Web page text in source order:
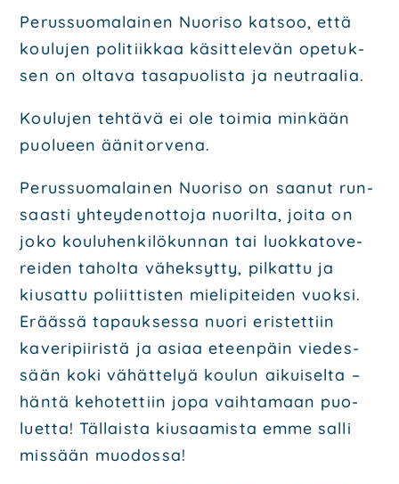
Lii­ty mei­hin
Perus­suo­ma­lai­nen Nuo­ri­so kat­soo, että
kou­lu­jen poli­tiik­kaa käsit­te­le­vän ope­tuk­
sen on olta­va tas­a­puo­lis­ta ja neut­raa­lia.
Kou­lu­jen teh­tä­vä ei ole toi­mia min­kään
puo­lu­een ääni­tor­ve­na.
Perus­suo­ma­lai­nen Nuo­ri­so on saa­nut run­
saas­ti yhtey­den­ot­to­ja nuo­ril­ta, joi­ta on
joko kou­lu­hen­ki­lö­kun­nan tai luok­ka­to­ve­
rei­den tahol­ta vähek­syt­ty, pil­kat­tu ja
kiusat­tu poliit­tis­ten mie­li­pi­tei­den vuok­si.
Erääs­sä tapauk­ses­sa nuo­ri eris­tet­tiin
kave­ri­pii­ris­tä ja asi­aa eteen­päin vie­des­
sään koki vähät­te­lyä kou­lun aikui­sel­ta –
hän­tä keho­tet­tiin jopa vaih­ta­maan puo­
luet­ta! Täl­lais­ta kiusaa­mis­ta emme sal­li
mis­sään muo­dos­sa!